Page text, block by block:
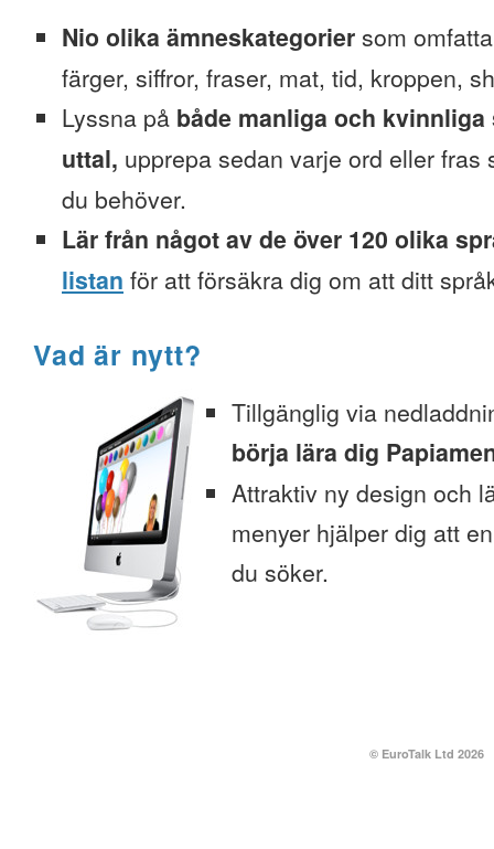
Nio olika ämneskategorier som
färger, siffror, fraser, mat, tid, kroppen,
Lyssna på både manliga och
uttal, upprepa sedan varje ord eller fras
du behöver.
Lär från något av de över 120 olika
listan för att försäkra dig om att ditt
Vad är nytt?
Tillgänglig via
börja lära dig
Attraktiv ny design och
menyer hjälper dig att
du söker.
© EuroTalk Ltd 2026